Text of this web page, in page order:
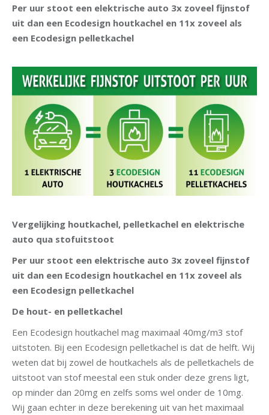
Per uur stoot een elektrische auto 3x zoveel fijnstof
uit dan een Ecodesign houtkachel en 11x zoveel als
een Ecodesign pelletkachel
Vergelijking houtkachel, pelletkachel en elektrische
auto qua stofuitstoot
Per uur stoot een elektrische auto 3x zoveel fijnstof
uit dan een Ecodesign houtkachel en 11x zoveel als
een Ecodesign pelletkachel
De hout- en pelletkachel
Een Ecodesign houtkachel mag maximaal 40mg/m3 stof
uitstoten. Bij een Ecodesign pelletkachel is dat de helft. Wij
weten dat bij zowel de houtkachels als de pelletkachels de
uitstoot van stof meestal een stuk onder deze grens ligt,
op minder dan 20mg en zelfs soms wel onder de 10mg.
Wij gaan echter in deze berekening uit van het maximaal